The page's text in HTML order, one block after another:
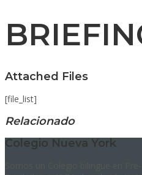
Attached Files
[file_list]
Relacionado
Colegio Nueva York